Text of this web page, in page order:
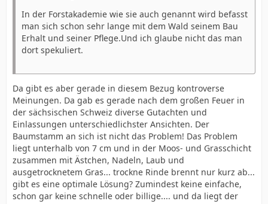
In der Forstakademie wie sie auch genannt wird befasst
man sich schon sehr lange mit dem Wald seinem Bau
Erhalt und seiner Pflege.Und ich glaube nicht das man
dort spekuliert.
Da gibt es aber gerade in diesem Bezug kontroverse
Meinungen. Da gab es gerade nach dem großen Feuer in
der sächsischen Schweiz diverse Gutachten und
Einlassungen unterschiedlichster Ansichten. Der
Baumstamm an sich ist nicht das Problem! Das Problem
liegt unterhalb von 7 cm und in der Moos- und Grasschicht
zusammen mit Ästchen, Nadeln, Laub und
ausgetrocknetem Gras... trockne Rinde brennt nur kurz ab...
gibt es eine optimale Lösung? Zumindest keine einfache,
schon gar keine schnelle oder billige.... und da liegt der